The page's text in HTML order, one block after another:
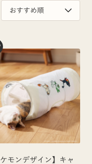
ケモンデザイン】キャ